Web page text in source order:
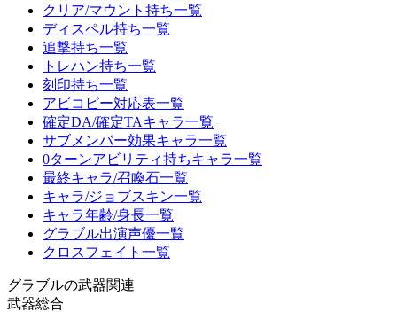
クリア/マウント持ち一覧
ディスペル持ち一覧
追撃持ち一覧
トレハン持ち一覧
刻印持ち一覧
アビコピー対応表一覧
確定DA/確定TAキャラ一覧
サブメンバー効果キャラ一覧
0ターンアビリティ持ちキャラ一覧
最終キャラ/召喚石一覧
キャラ/ジョブスキン一覧
キャラ年齢/身長一覧
グラブル出演声優一覧
クロスフェイト一覧
グラブルの武器関連
武器総合